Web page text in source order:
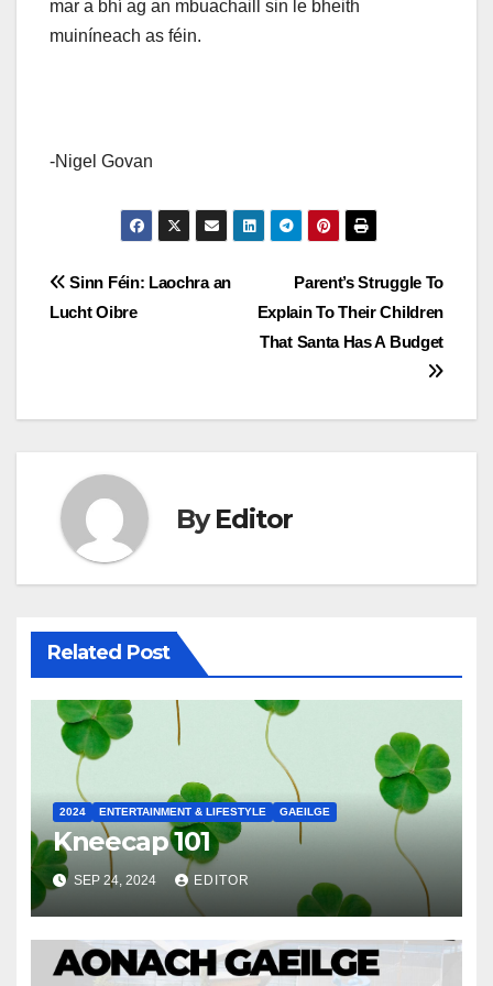
mar a bhí ag an mbuachaill sin le bheith
muiníneach as féin.
-Nigel Govan
Post
Parent’s Struggle To
Explain To Their Children
That Santa Has A Budget
Sinn Féin: Laochra an
Lucht Oibre
ByEditor
Related Post
2024 ENTERTAINMENT & LIFESTYLE GAEILGE
Kneecap 101
SEP 24, 2024 EDITOR